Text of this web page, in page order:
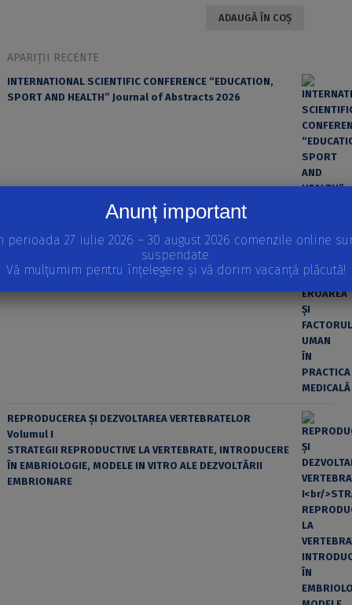
ADAUGĂ ÎN COȘ
APARIȚII RECENTE
INTERNATIONAL SCIENTIFIC CONFERENCE “EDUCATION,
SPORT AND HEALTH” Journal of Abstracts 2026
EROAREA ȘI FACTORUL UMAN ÎN PRACTICA MEDICALĂ
REPRODUCEREA ȘI DEZVOLTAREA VERTEBRATELOR
Volumul I
STRATEGII REPRODUCTIVE LA VERTEBRATE, INTRODUCERE
ÎN EMBRIOLOGIE, MODELE IN VITRO ALE DEZVOLTĂRII
EMBRIONARE
Anunț important
perioada 27 iulie 2026 – 30 august 2026 comenzile online
suspendate.
Vă mulțumim pentru înțelegere și vă dorim vacanță plăcută!